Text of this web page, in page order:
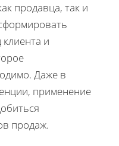
продавца, так и
и
Даже в
применение
продаж.